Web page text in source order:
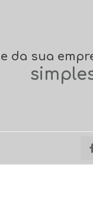
da sua